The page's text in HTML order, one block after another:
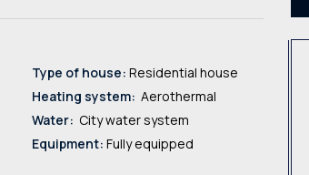
Type of house: Residential house
Heating system: Aerothermal
Water: City water system
Equipment: Fully equipped